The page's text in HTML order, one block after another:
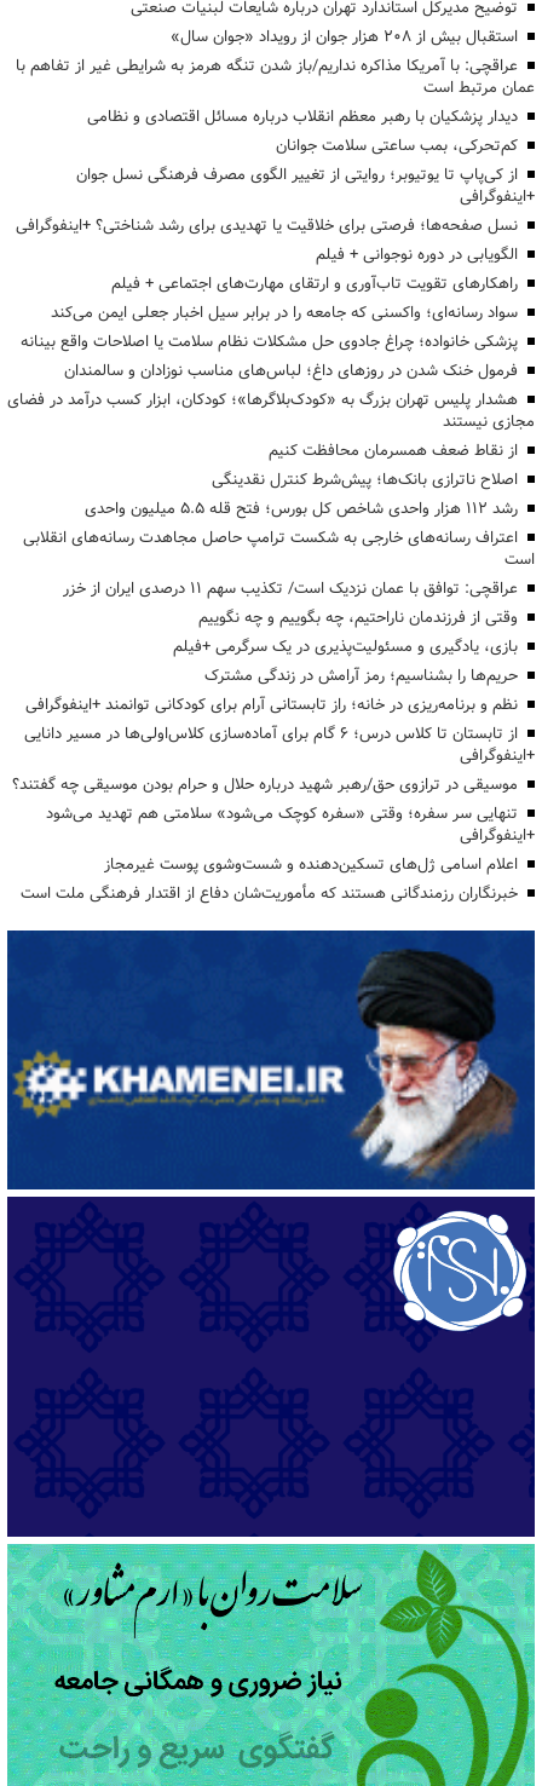
توضیح مدیرکل استاندارد تهران درباره شایعات لبنیات صنعتی
استقبال بیش از ۲۰۸ هزار جوان از رویداد «جوان سال»
عراقچی: با آمریکا مذاکره نداریم/باز شدن تنگه هرمز به شرایطی غیر از تفاهم با
عمان مرتبط است
دیدار پزشکیان با رهبر معظم انقلاب درباره مسائل اقتصادی و نظامی
کم‌تحرکی، بمب ساعتی سلامت جوانان
از کی‌پاپ تا یوتیوبر؛ روایتی از تغییر الگوی مصرف فرهنگی نسل جوان
+اینفوگرافی
نسل صفحه‌ها؛ فرصتی برای خلاقیت یا تهدیدی برای رشد شناختی؟ +اینفوگرافی
الگویابی در دوره نوجوانی + فیلم
راهکارهای تقویت تاب‌آوری و ارتقای مهارت‌های اجتماعی + فیلم
سواد رسانه‌ای؛ واکسنی که جامعه را در برابر سیل اخبار جعلی ایمن می‌کند
پزشکی خانواده؛ چراغ جادوی حل مشکلات نظام سلامت یا اصلاحات واقع بینانه
فرمول خنک شدن در روزهای داغ؛ لباس‌های مناسب نوزادان و سالمندان
هشدار پلیس تهران بزرگ به «کودک‌بلاگرها»؛ کودکان، ابزار کسب درآمد در فضای
مجازی نیستند
از نقاط ضعف همسرمان محافظت کنیم
اصلاح ناترازی بانک‌ها؛ پیش‌شرط کنترل نقدینگی
رشد ۱۱۲ هزار واحدی شاخص کل بورس؛ فتح قله ۵.۵ میلیون واحدی
اعتراف رسانه‌های خارجی به شکست ترامپ حاصل مجاهدت رسانه‌های انقلابی
است
عراقچی: توافق با عمان نزدیک است/ تکذیب سهم ۱۱ درصدی ایران از خزر
وقتی از فرزندمان ناراحتیم، چه بگوییم و چه نگوییم
بازی، یادگیری و مسئولیت‌پذیری در یک سرگرمی +فیلم
حریم‌ها را بشناسیم؛ رمز آرامش در زندگی مشترک
نظم و برنامه‌ریزی در خانه؛ راز تابستانی آرام برای کودکانی توانمند +اینفوگرافی
از تابستان تا کلاس درس؛ ۶ گام برای آماده‌سازی کلاس‌اولی‌ها در مسیر دانایی
+اینفوگرافی
موسیقی در ترازوی حق/رهبر شهید درباره حلال و حرام بودن موسیقی چه گفتند؟
تنهایی سر سفره؛ وقتی «سفره کوچک می‌شود» سلامتی هم تهدید می‌شود
+اینفوگرافی
اعلام اسامی ژل‌های تسکین‌دهنده و شست‌وشوی پوست غیرمجاز
خبرنگاران رزمندگانی هستند که مأموریت‌شان دفاع از اقتدار فرهنگی ملت است